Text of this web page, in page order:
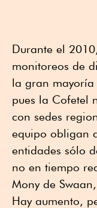
Durante el
monitoreos de
la gran mayoría
pues la Cofetel
con sedes
equipo obligan
entidades sólo
no en tiempo
Mony de
Hay aumento,